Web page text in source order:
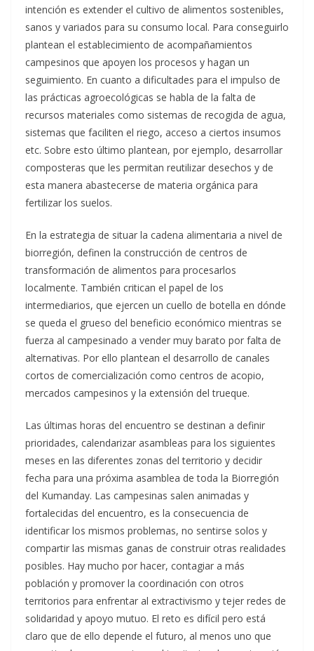
intención es extender el cultivo de alimentos sostenibles,
sanos y variados para su consumo local. Para conseguirlo
plantean el establecimiento de acompañamientos
campesinos que apoyen los procesos y hagan un
seguimiento. En cuanto a dificultades para el impulso de
las prácticas agroecológicas se habla de la falta de
recursos materiales como sistemas de recogida de agua,
sistemas que faciliten el riego, acceso a ciertos insumos
etc. Sobre esto último plantean, por ejemplo, desarrollar
composteras que les permitan reutilizar desechos y de
esta manera abastecerse de materia orgánica para
fertilizar los suelos.
En la estrategia de situar la cadena alimentaria a nivel de
biorregión, definen la construcción de centros de
transformación de alimentos para procesarlos
localmente. También critican el papel de los
intermediarios, que ejercen un cuello de botella en dónde
se queda el grueso del beneficio económico mientras se
fuerza al campesinado a vender muy barato por falta de
alternativas. Por ello plantean el desarrollo de canales
cortos de comercialización como centros de acopio,
mercados campesinos y la extensión del trueque.
Las últimas horas del encuentro se destinan a definir
prioridades, calendarizar asambleas para los siguientes
meses en las diferentes zonas del territorio y decidir
fecha para una próxima asamblea de toda la Biorregión
del Kumanday. Las campesinas salen animadas y
fortalecidas del encuentro, es la consecuencia de
identificar los mismos problemas, no sentirse solos y
compartir las mismas ganas de construir otras realidades
posibles. Hay mucho por hacer, contagiar a más
población y promover la coordinación con otros
territorios para enfrentar al extractivismo y tejer redes de
solidaridad y apoyo mutuo. El reto es difícil pero está
claro que de ello depende el futuro, al menos uno que